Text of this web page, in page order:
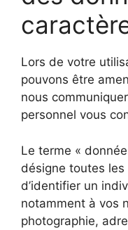
Lors de votre
pouvons être
nous
personnel vous
Le terme «
désigne toutes
d’identifier un
notamment à vos
photographie,